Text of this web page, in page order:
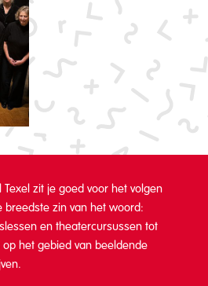
zit je goed voor het volgen
breedste zin van het woord:
en theatercursussen tot
het gebied van beeldende